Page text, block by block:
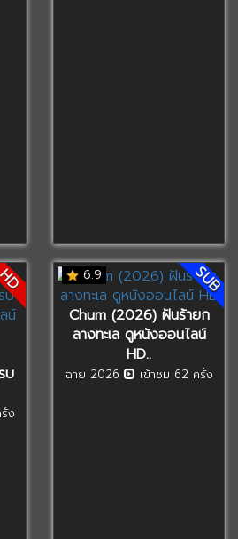
บ
ง
6.9 SUB
Chum (2026) ฝันร้ายก
ลางทะเล ดูหนังออนไลน์
HD..
ฉาย 2026 เข้าชม 62 ครั้ง